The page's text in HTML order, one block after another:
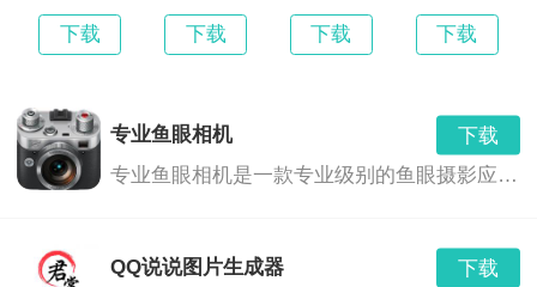
下载 下载 下载 下载
专业鱼眼相机
下载
专业鱼眼相机是一款专业级别的鱼眼摄影应用，适合各类摄影爱好者，尤其是鱼眼摄影爱好者。这款应用提供了一流的鱼眼相机体验，能够让用户轻松拍摄出具有强烈视觉冲击力的鱼眼照片和视频。
QQ说说图片生成器
下载